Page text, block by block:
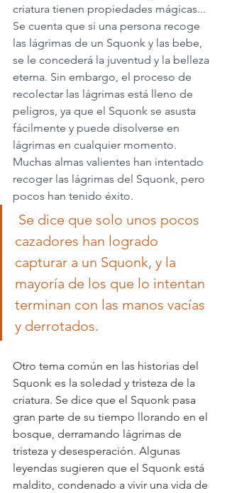
criatura tienen propiedades mágicas...
Se cuenta que si una persona recoge
las lágrimas de un Squonk y las bebe,
se le concederá la juventud y la belleza
eterna. Sin embargo, el proceso de
recolectar las lágrimas está lleno de
peligros, ya que el Squonk se asusta
fácilmente y puede disolverse en
lágrimas en cualquier momento.
Muchas almas valientes han intentado
recoger las lágrimas del Squonk, pero
pocos han tenido éxito.
cazadores han logrado
capturar a un Squonk, y la
mayoría de los que lo intentan
terminan con las manos vacías
y derrotados.
Otro tema común en las historias del
Squonk es la soledad y tristeza de la
criatura. Se dice que el Squonk pasa
gran parte de su tiempo llorando en el
bosque, derramando lágrimas de
tristeza y desesperación. Algunas
leyendas sugieren que el Squonk está
maldito, condenado a vivir una vida de